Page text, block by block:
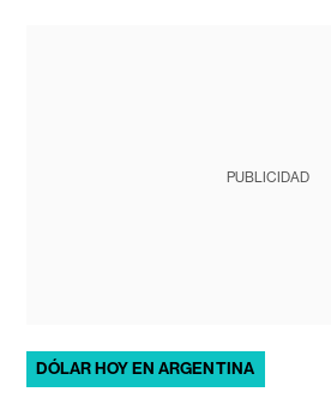
PUBLICIDAD
DÓLAR HOY EN ARGENTINA